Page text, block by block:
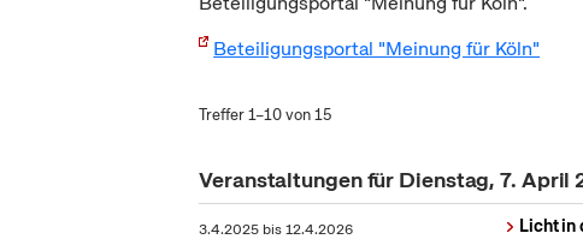
Beteiligungsportal "Meinung für Köln"
Treffer 1–10 von 15
Veranstaltungen für Dienstag, 7. April
3.4.2025 bis12.4.2026
Licht in